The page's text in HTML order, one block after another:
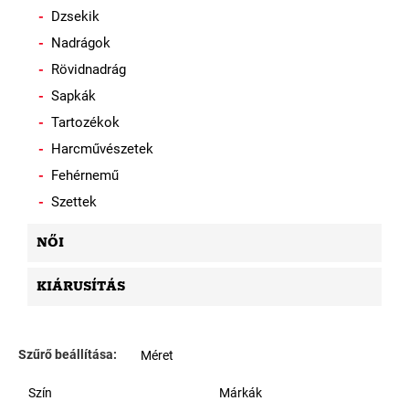
Dzsekik
Nadrágok
Rövidnadrág
Sapkák
Tartozékok
Harcművészetek
Fehérnemű
Szettek
NŐI
KIÁRUSÍTÁS
Szűrő beállítása: Méret
Szín Márkák